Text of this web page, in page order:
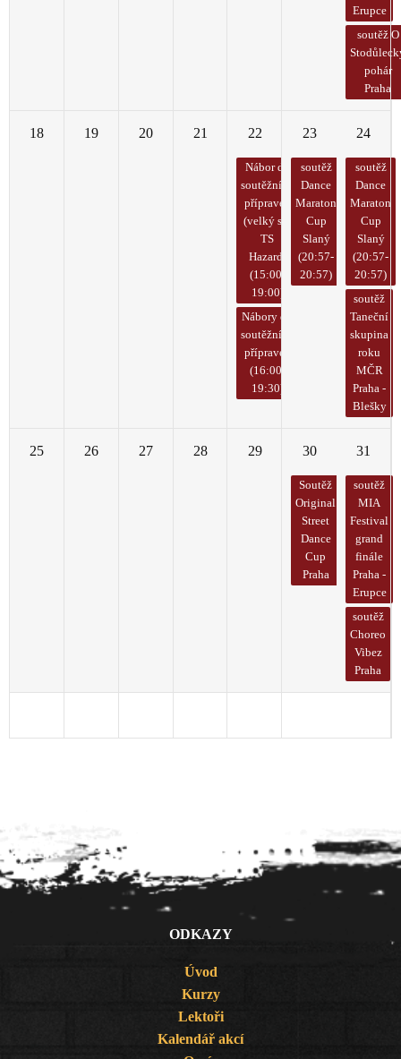
Erupce
soutěž O
pohár
Praha
18 19 20 21 22
Nábor do
soutěžních
přípravek
(velký sál
TS
Hazard)
(15:00-
19:00)
Nábory do
soutěžních
přípravek
(16:00-
19:30)
23
soutěž
Dance
Maraton
Cup
Slaný
(20:57-
20:57)
24
soutěž
Dance
Maraton
Cup
Slaný
(20:57-
20:57)
soutěž
Taneční
skupina
roku
MČR
Praha -
Blešky
25 26 27 28 29 30
Soutěž
Original
Street
Dance
Cup
Praha
31
soutěž
MIA
Festival
grand
finále
Praha -
Erupce
soutěž
Choreo
Vibez
Praha
ODKAZY
Úvod
Kurzy
Lektoři
Kalendář akcí